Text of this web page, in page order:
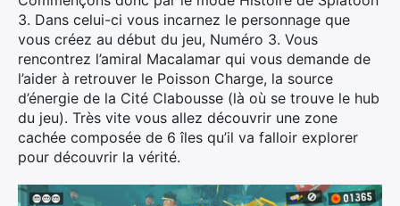
3. Dans celui-ci vous incarnez le personnage que
vous créez au début du jeu, Numéro 3. Vous
rencontrez l’amiral Macalamar qui vous demande de
l’aider à retrouver le Poisson Charge, la source
d’énergie de la Cité Clabousse (là où se trouve le hub
du jeu). Très vite vous allez découvrir une zone
cachée composée de 6 îles qu’il va falloir explorer
pour découvrir la vérité.